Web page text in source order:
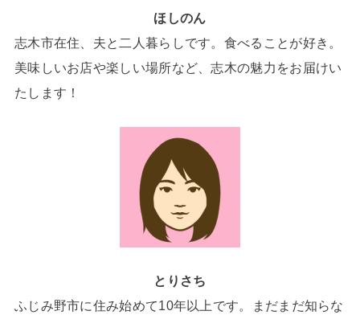
ほしのん
志木市在住、夫と二人暮らしです。食べることが好き。
美味しいお店や楽しい場所など、志木の魅力をお届けい
たします！
とりさち
ふじみ野市に住み始めて10年以上です。まだまだ知らな